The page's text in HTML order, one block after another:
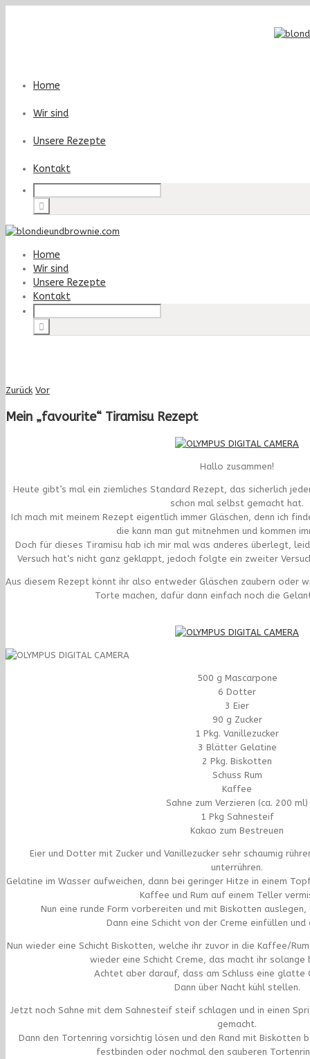
Home
Wir sind
Unsere Rezepte
Kontakt
Home
Wir sind
Unsere Rezepte
Kontakt
Zurück Vor
Mein „favourite“ Tiramisu Rezept
Hallo zusammen!
Heute gibt’s mal ein ziemliches Standard Rezept, das sicherlich
schon mal selbst gemacht hat.
Ich mach mit meinem Rezept eigentlich immer Gläschen, denn ich
die kann man gut mitnehmen und kommen
Doch für dieses Tiramisu hab ich mir mal was anderes überlegt,
Versuch hat‘s nicht ganz geklappt, jedoch folgte ein zweiter
Aus diesem Rezept könnt ihr also entweder Gläschen zaubern oder
Torte machen, dafür dann einfach noch die
500 g Mascarpone
6 Dotter
3 Eier
90 g Zucker
1 Pkg. Vanillezucker
3 Blätter Gelatine
2 Pkg. Biskotten
Schuss Rum
Kaffee
Sahne zum Verzieren (ca. 200 ml)
1 Pkg Sahnesteif
Kakao zum Bestreuen
Eier und Dotter mit Zucker und Vanillezucker sehr schaumig
unterrühren.
Gelatine im Wasser aufweichen, dann bei geringer Hitze in einem
Kaffee und Rum auf einem Teller
Nun eine runde Form vorbereiten und mit Biskotten
Dann eine Schicht von der Creme einfüllen
Nun wieder eine Schicht Biskotten, welche ihr zuvor in die Kaffee/
wieder eine Schicht Creme, das macht ihr
Achtet aber darauf, dass am Schluss eine glatte
Dann über Nacht kühl stellen.
Jetzt noch Sahne mit dem Sahnesteif steif schlagen und in einen
gemacht.
Dann den Tortenring vorsichtig lösen und den Rand mit Biskotten
festbinden oder nochmal den sauberen